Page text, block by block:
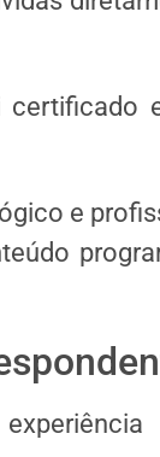
certificado
e